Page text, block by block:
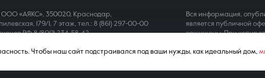
«АЯКС», 350020, Краснодар,
179/1, 7 этаж,тел.: 8 (861) 297-00-00
РФ8 (800) 234-58-42
Вся информация,
является публичной
защищены. При
Чтобы наш сайт подстраивался под ваши нужды, как идеальный дом,